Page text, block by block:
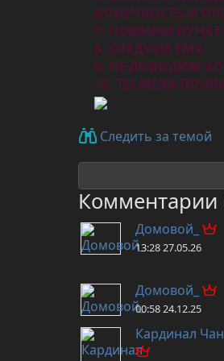
КОНЕЧНОСТЬ И
7. ПОМНИМ ПУНКТ
8. СЛЕДУЕМ ЕМУ.
9. НЕ ДОВОДИМ
10. ТЫ МЕНЯ
Следить за темой
Комментарии
Домовой_
13:28 27.05.26
Домовой_
00:58 24.12.25
Кардинал